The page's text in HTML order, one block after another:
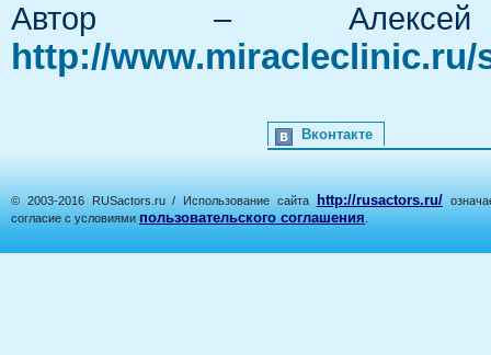
Автор –
http://
Вконтакте
© 2003-2016 RUSactors.ru / Использование сайта http://rusactors.ru/
согласие с условиями пользовательского соглашения